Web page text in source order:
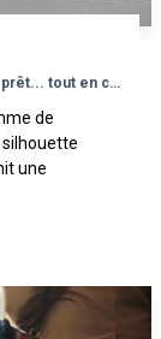
La Petite Robe Noir fait un retour... tenez vous prêt... tout en couleur!
de
silhouette
une